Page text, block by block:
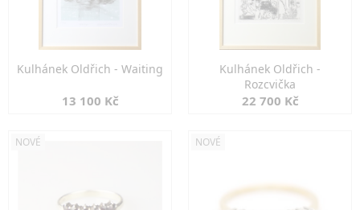
Kulhánek Oldřich - Waiting
13 100 Kč
Kulhánek Oldřich -
Rozcvička
22 700 Kč
NOVÉ NOVÉ